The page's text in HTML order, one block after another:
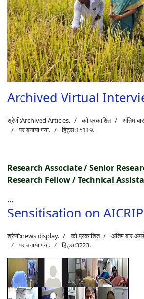
Archived Virtual
श्रेणी:Archived Articles. को प्रकाशित
अंतिम
पर बनाया गया.
हिट्स:15119.
Research Associate / Senior
Research Fellow / Technical
...
Sensitisation on
श्रेणी:news display. को प्रकाशित
अंतिम बार
पर बनाया गया.
हिट्स:3723.